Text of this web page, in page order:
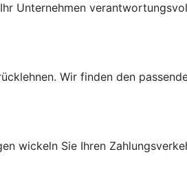
Unternehmen
Wir finden den
wickeln Sie Ihren